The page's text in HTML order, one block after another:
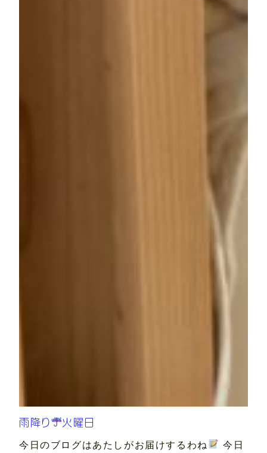
雨降り 火曜日
今日のブログはあたしがお届けするわね
今日